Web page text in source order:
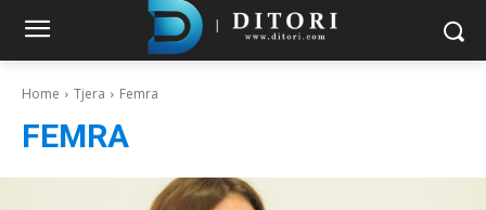
Home Tjera Femra
FEMRA